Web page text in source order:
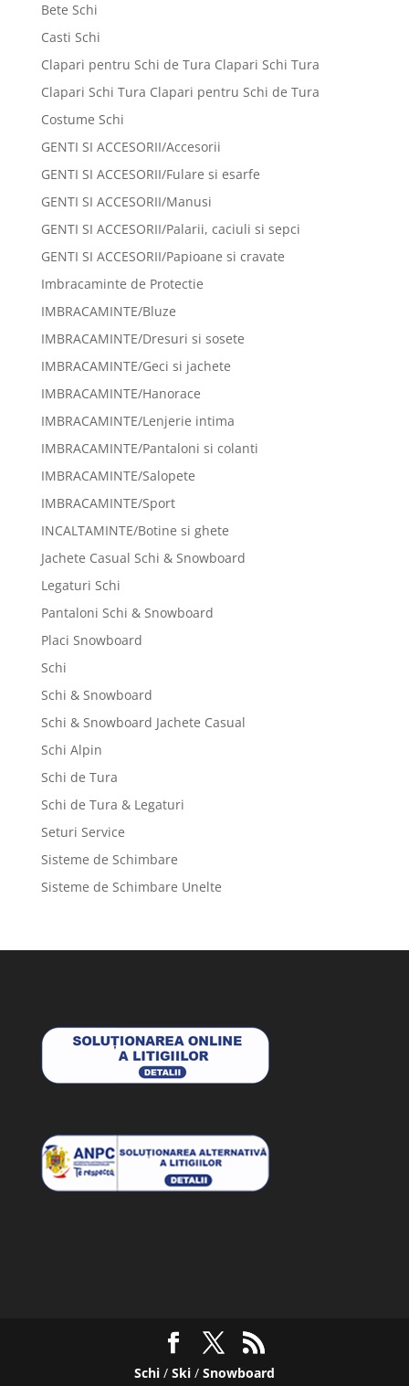
Bete Schi
Casti Schi
Clapari pentru Schi de Tura Clapari Schi Tura
Clapari Schi Tura Clapari pentru Schi de Tura
Costume Schi
GENTI SI ACCESORII/Accesorii
GENTI SI ACCESORII/Fulare si esarfe
GENTI SI ACCESORII/Manusi
GENTI SI ACCESORII/Palarii, caciuli si sepci
GENTI SI ACCESORII/Papioane si cravate
Imbracaminte de Protectie
IMBRACAMINTE/Bluze
IMBRACAMINTE/Dresuri si sosete
IMBRACAMINTE/Geci si jachete
IMBRACAMINTE/Hanorace
IMBRACAMINTE/Lenjerie intima
IMBRACAMINTE/Pantaloni si colanti
IMBRACAMINTE/Salopete
IMBRACAMINTE/Sport
INCALTAMINTE/Botine si ghete
Jachete Casual Schi & Snowboard
Legaturi Schi
Pantaloni Schi & Snowboard
Placi Snowboard
Schi
Schi & Snowboard
Schi & Snowboard Jachete Casual
Schi Alpin
Schi de Tura
Schi de Tura & Legaturi
Seturi Service
Sisteme de Schimbare
Sisteme de Schimbare Unelte
Schi/ Ski/ Snowboard